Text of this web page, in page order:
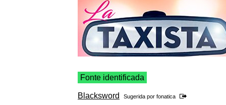
Fonte identificada
Blacksword Sugerida por fonatica